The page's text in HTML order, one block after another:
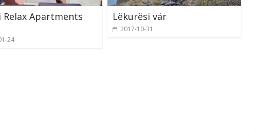
Apartments
24
Lëkurësi vár
2017-10-31